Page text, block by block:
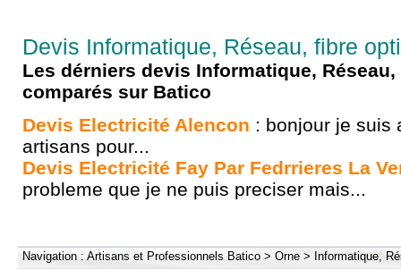
Devis Informatique, Réseau, fibre
Les dérniers devis Informatique,
comparés sur Batico
Devis Electricité Alencon : bonjour je suis
artisans pour...
Devis Electricité Fay Par Fedrrieres La
probleme que je ne puis preciser mais...
Navigation : Artisans et Professionnels Batico > Orne > Informatique,